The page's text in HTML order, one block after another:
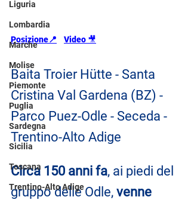
Liguria
Lombardia
Marche
Molise
Piemonte
Puglia
Sardegna
Sicilia
Toscana
Trentino-Alto Adige
Posizione📍 Video 🎥
Baita Troier Hütte - Santa
Cristina Val Gardena (BZ) -
Parco Puez-Odle - Seceda -
Trentino-Alto Adige
Circa 150 anni fa, ai piedi del
gruppo delle Odle, venne